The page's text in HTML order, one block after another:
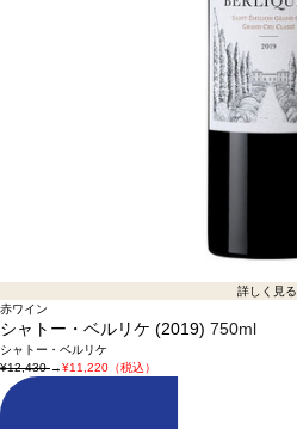
詳しく見る
赤ワイン
シャトー・ベルリケ (2019) 750ml
シャトー・ベルリケ
¥12,430→¥11,220（税込）